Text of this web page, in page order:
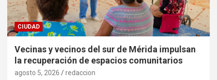
CIUDAD
Vecinas y vecinos del sur de Mérida impulsan
la recuperación de espacios comunitarios
agosto 5, 2026 redaccion